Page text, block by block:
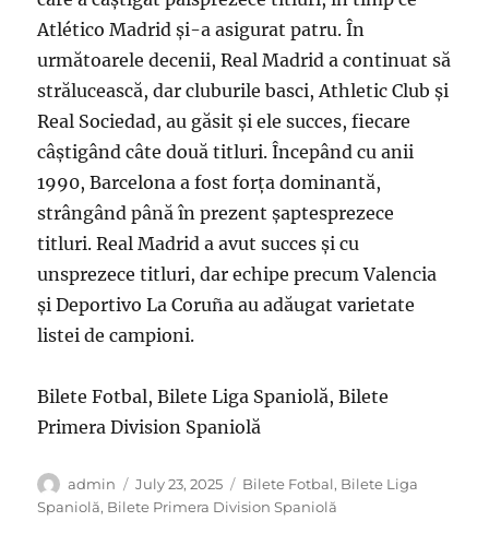
Atlético Madrid și-a asigurat patru. În
următoarele decenii, Real Madrid a continuat să
strălucească, dar cluburile basci, Athletic Club și
Real Sociedad, au găsit și ele succes, fiecare
câștigând câte două titluri. Începând cu anii
1990, Barcelona a fost forța dominantă,
strângând până în prezent șaptesprezece
titluri. Real Madrid a avut succes și cu
unsprezece titluri, dar echipe precum Valencia
și Deportivo La Coruña au adăugat varietate
listei de campioni.
Bilete Fotbal, Bilete Liga Spaniolă, Bilete
Primera Division Spaniolă
Author
admin
Posted
on
July 23, 2025 Categories
Bilete Fotbal, Bilete Liga
Spaniolă, Bilete Primera Division Spaniolă